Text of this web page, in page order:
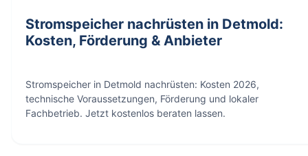
Stromspeicher nachrüsten in Detmold:
Kosten, Förderung & Anbieter
Stromspeicher in Detmold nachrüsten: Kosten 2026,
technische Voraussetzungen, Förderung und lokaler
Fachbetrieb. Jetzt kostenlos beraten lassen.